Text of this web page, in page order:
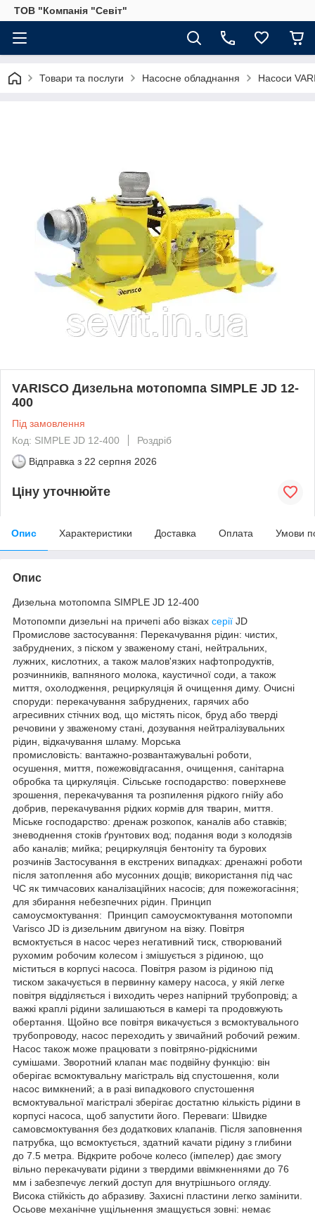
ТОВ "Компанія "Севіт"
Товари та послуги Насосне обладнання Насоси
VARISCO Дизельна мотопомпа SIMPLE JD 12-
400
Під замовлення
Код: SIMPLE JD 12-400
Роздріб
Відправка з 22 серпня 2026
Ціну уточнюйте
Опис Характеристики Доставка Оплата Умови
Опис
Дизельна мотопомпа SIMPLE JD 12-400
Мотопомпи дизельні на причепі або візках серії JD
Промислове застосування: Перекачування рідин: чистих,
забруднених, з піском у зваженому стані, нейтральних,
лужних, кислотних, а також малов'язких нафтопродуктів,
розчинників, вапняного молока, каустичної соди, а також
миття, охолодження, рециркуляція й очищення диму. Очисні
споруди: перекачування забруднених, гарячих або
агресивних стічних вод, що містять пісок, бруд або тверді
речовини у зваженому стані, дозування нейтралізувальних
рідин, відкачування шламу. Морська
промисловість: вантажно-розвантажувальні роботи,
осушення, миття, пожежовідгасання, очищення, санітарна
обробка та циркуляція. Сільське господарство: поверхневе
зрошення, перекачування та розпилення рідкого гнійу або
добрив, перекачування рідких кормів для тварин, миття.
Міське господарство: дренаж розкопок, каналів або ставків;
зневоднення стоків ґрунтових вод; подання води з колодязів
або каналів; мийка; рециркуляція бентоніту та бурових
розчинів Застосування в екстрених випадках: дренажні роботи
після затоплення або мусонних дощів; використання під час
ЧС як тимчасових каналізаційних насосів; для пожежогасіння;
для збирання небезпечних рідин. Принцип
самоусмоктування: Принцип самоусмоктування мотопомпи
Varisco JD із дизельним двигуном на візку. Повітря
всмоктується в насос через негативний тиск, створюваний
рухомим робочим колесом і змішується з рідиною, що
міститься в корпусі насоса. Повітря разом із рідиною під
тиском закачується в первинну камеру насоса, у якій легке
повітря відділяється і виходить через напірний трубопровід; а
важкі краплі рідини залишаються в камері та продовжують
обертання. Щойно все повітря викачується з всмоктувального
трубопроводу, насос переходить у звичайний робочий режим.
Насос також може працювати з повітряно-рідкісними
сумішами. Зворотний клапан має подвійну функцію: він
оберігає всмоктувальну магістраль від спустошення, коли
насос вимкнений; а в разі випадкового спустошення
всмоктувальної магістралі зберігає достатню кількість рідини в
корпусі насоса, щоб запустити його. Переваги: Швидке
самовсмоктування без додаткових клапанів. Після заповнення
патрубка, що всмоктується, здатний качати рідину з глибини
до 7.5 метра. Відкрите робоче колесо (імпелер) дає змогу
вільно перекачувати рідини з твердими ввімкненнями до 76
мм і забезпечує легкий доступ для внутрішнього огляду.
Висока стійкість до абразиву. Захисні пластини легко замінити.
Осьове механічне ущільнення змащується зовні: немає